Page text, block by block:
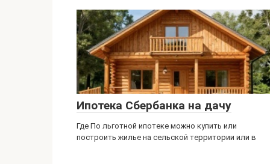
Ипотека Сбербанка на дачу
Где По льготной ипотеке можно купить или
построить жилье на сельской территории или в